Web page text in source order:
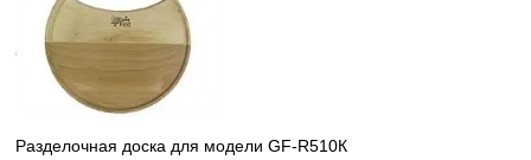
Разделочная доска для модели GF-R510К